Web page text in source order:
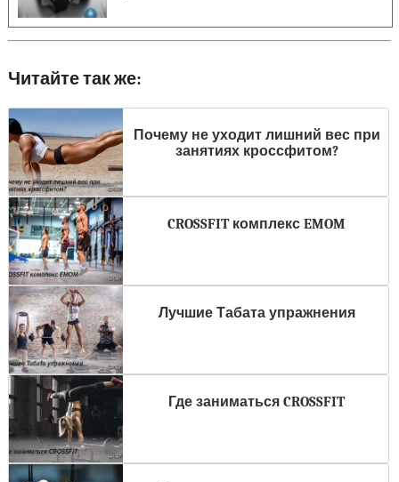
Читайте так же:
Почему не уходит лишний вес при
занятиях кроссфитом?
CROSSFIT комплекс EMOM
Лучшие Табата упражнения
Где заниматься CROSSFIT